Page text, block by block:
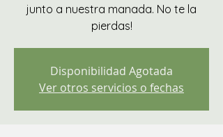
junto a nuestra manada. No te la
pierdas!
Disponibilidad Agotada
Ver otros servicios o fechas